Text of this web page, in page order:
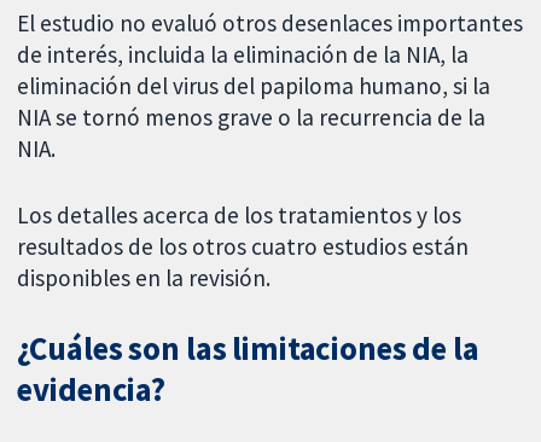
El estudio no evaluó otros desenlaces importantes
de interés, incluida la eliminación de la NIA, la
eliminación del virus del papiloma humano, si la
NIA se tornó menos grave o la recurrencia de la
NIA.
Los detalles acerca de los tratamientos y los
resultados de los otros cuatro estudios están
disponibles en la revisión.
¿Cuáles son las limitaciones de la
evidencia?